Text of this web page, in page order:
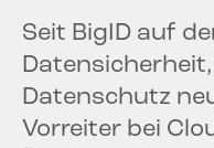
Seit BigID auf
Datenschutz
Vorreiter bei